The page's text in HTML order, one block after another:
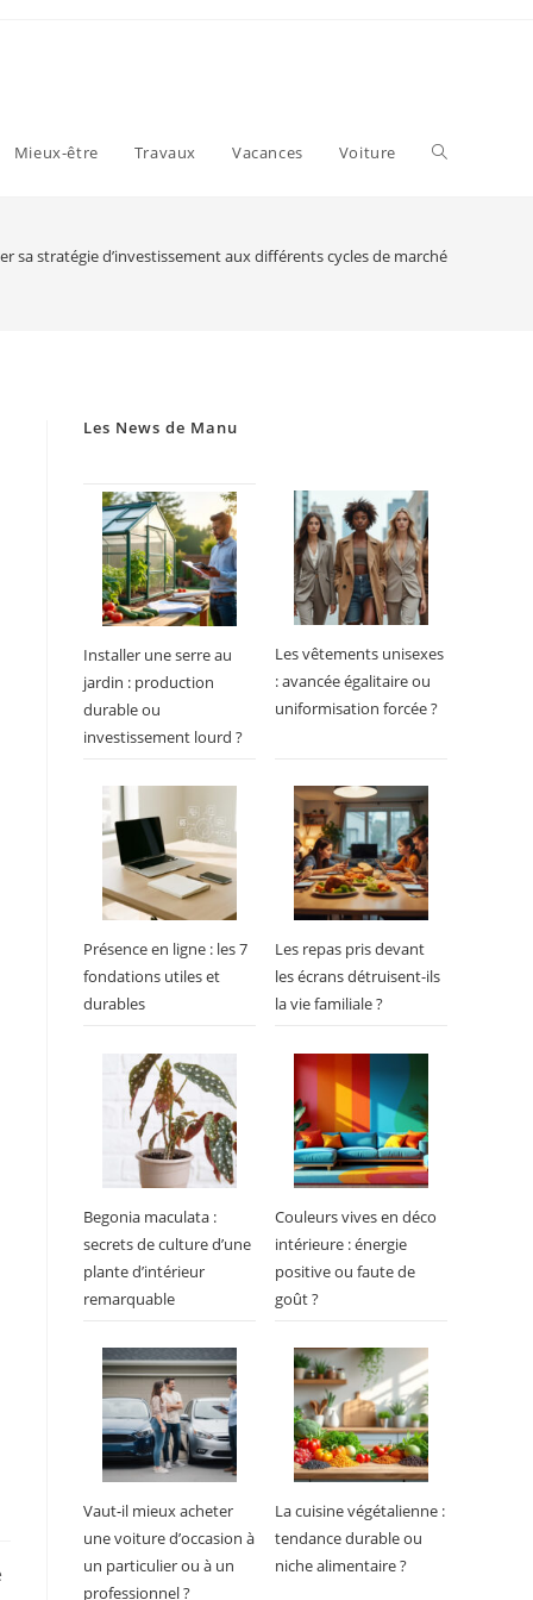
Mieux-être Travaux Vacances Voiture Toggle
sa stratégie d’investissement aux différents cycles de marché
Les News de Manu
Installer une serre au
jardin : production
durable ou
investissement lourd ?
Les vêtements unisexes
: avancée égalitaire ou
uniformisation forcée ?
Présence en ligne : les 7
fondations utiles et
durables
Les repas pris devant
les écrans détruisent-ils
la vie familiale ?
Begonia maculata :
secrets de culture d’une
plante d’intérieur
remarquable
Couleurs vives en déco
intérieure : énergie
positive ou faute de
goût ?
Vaut-il mieux acheter
une voiture d’occasion à
un particulier ou à un
professionnel ?
La cuisine végétalienne :
tendance durable ou
niche alimentaire ?